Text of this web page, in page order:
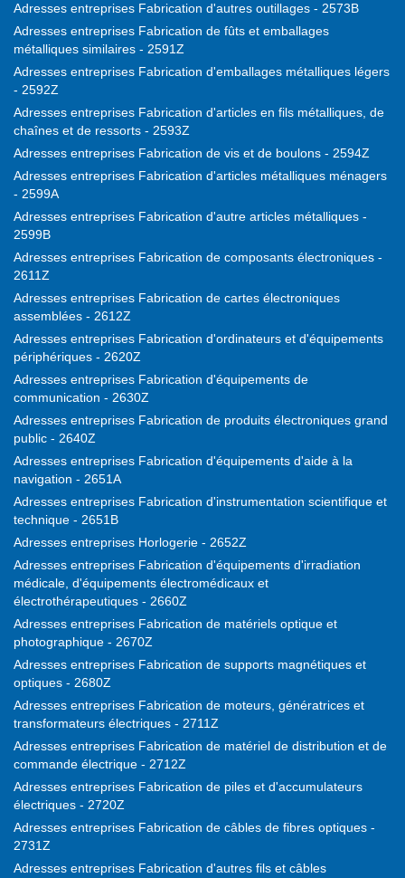
Adresses entreprises Fabrication d'autres outillages - 2573B
Adresses entreprises Fabrication de fûts et emballages
métalliques similaires - 2591Z
Adresses entreprises Fabrication d'emballages métalliques légers
- 2592Z
Adresses entreprises Fabrication d'articles en fils métalliques, de
chaînes et de ressorts - 2593Z
Adresses entreprises Fabrication de vis et de boulons - 2594Z
Adresses entreprises Fabrication d'articles métalliques ménagers
- 2599A
Adresses entreprises Fabrication d'autre articles métalliques -
2599B
Adresses entreprises Fabrication de composants électroniques -
2611Z
Adresses entreprises Fabrication de cartes électroniques
assemblées - 2612Z
Adresses entreprises Fabrication d'ordinateurs et d'équipements
périphériques - 2620Z
Adresses entreprises Fabrication d'équipements de
communication - 2630Z
Adresses entreprises Fabrication de produits électroniques grand
public - 2640Z
Adresses entreprises Fabrication d'équipements d'aide à la
navigation - 2651A
Adresses entreprises Fabrication d'instrumentation scientifique et
technique - 2651B
Adresses entreprises Horlogerie - 2652Z
Adresses entreprises Fabrication d'équipements d'irradiation
médicale, d'équipements électromédicaux et
électrothérapeutiques - 2660Z
Adresses entreprises Fabrication de matériels optique et
photographique - 2670Z
Adresses entreprises Fabrication de supports magnétiques et
optiques - 2680Z
Adresses entreprises Fabrication de moteurs, génératrices et
transformateurs électriques - 2711Z
Adresses entreprises Fabrication de matériel de distribution et de
commande électrique - 2712Z
Adresses entreprises Fabrication de piles et d'accumulateurs
électriques - 2720Z
Adresses entreprises Fabrication de câbles de fibres optiques -
2731Z
Adresses entreprises Fabrication d'autres fils et câbles